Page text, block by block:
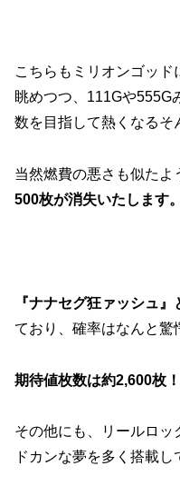
こちらもミリオンゴッ
眺めつつ、111Gや555G
数を目指して熱くなるそ
当然燃費の悪さも似たよ
500枚が消失いたします。
『ナナセグ狂ァッシュ
ており、確率はなんと驚
期待値枚数は約2,600枚！
その他にも、リールロ
ドカンな夢を多く搭載し